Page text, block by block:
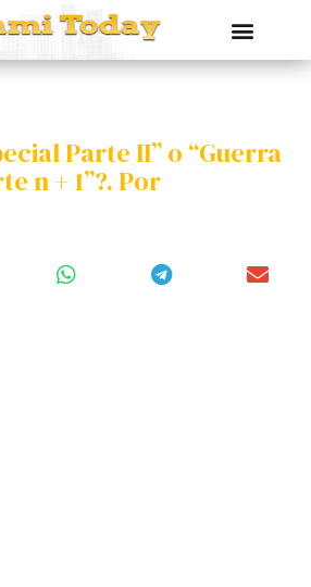
Parte II” o “Guerra
n + 1”?. Por